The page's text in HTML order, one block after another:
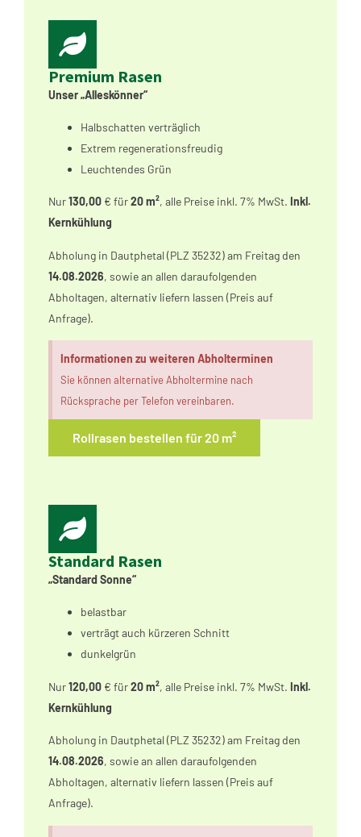
Premium Rasen
Unser „Alleskönner“
Halbschatten verträglich
Extrem regenerationsfreudig
Leuchtendes Grün
Nur130,00 € für20 m², alle Preise inkl. 7% MwSt. Inkl.
Kernkühlung
Abholung in Dautphetal (PLZ 35232) am Freitag den
14.08.2026, sowie an allen daraufolgenden
Abholtagen, alternativ liefern lassen (Preis auf
Anfrage).
Informationen zu weiteren Abholterminen
Sie können alternative Abholtermine nach
Rücksprache per Telefon vereinbaren.
Rollrasen bestellen für 20 m²
Standard Rasen
„Standard Sonne“
belastbar
verträgt auch kürzeren Schnitt
dunkelgrün
Nur120,00 € für20 m², alle Preise inkl. 7% MwSt. Inkl.
Kernkühlung
Abholung in Dautphetal (PLZ 35232) am Freitag den
14.08.2026, sowie an allen daraufolgenden
Abholtagen, alternativ liefern lassen (Preis auf
Anfrage).